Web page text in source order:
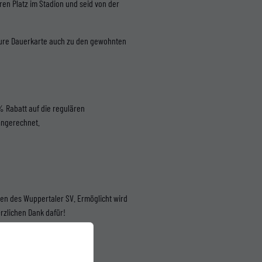
Platz im Stadion und seid von der
Dauerkarte auch zu den gewohnten
Rabatt auf die regulären
des Wuppertaler SV. Ermöglicht wird
Dank dafür!